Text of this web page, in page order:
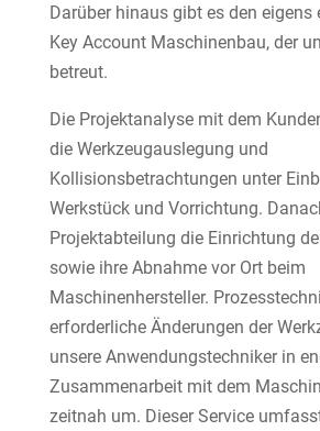
Darüber hinaus gibt es den eigens
Key Account Maschinenbau, der
betreut.
Die Projektanalyse mit dem
die Werkzeugauslegung und
Kollisionsbetrachtungen unter
Werkstück und Vorrichtung.
Projektabteilung die Einrichtung
sowie ihre Abnahme vor Ort beim
Maschinenhersteller.
erforderliche Änderungen der
unsere Anwendungstechniker in
Zusammenarbeit mit dem
zeitnah um. Dieser Service